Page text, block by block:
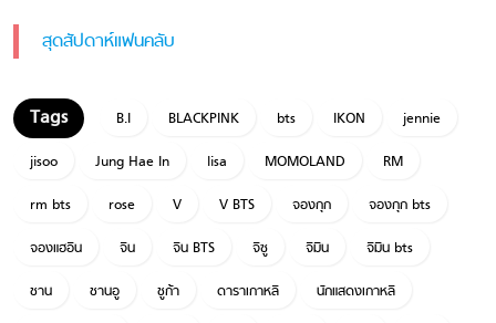
สุดสัปดาห์แฟนคลับ
B.I BLACKPINK bts IKON
jennie
jisoo
Jung Hae In lisa MOMOLAND
RM
rm bts
rose V V BTS จองกุก
จองกุก bts
จองแฮอิน
จิน จิน BTS จีซู จีมิน
จีมิน bts
ชาน
ชานอู ชูก้า ดาราเกาหลี
นักแสดงเกาหลี